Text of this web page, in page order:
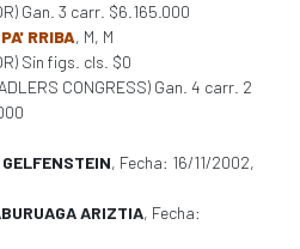
Gan. 3 carr. $6.165.000
RRIBA, M, M
Sin figs. cls. $0
CONGRESS) Gan. 4 carr. 2
, Fecha: 16/11/2002,
ARIZTIA, Fecha: